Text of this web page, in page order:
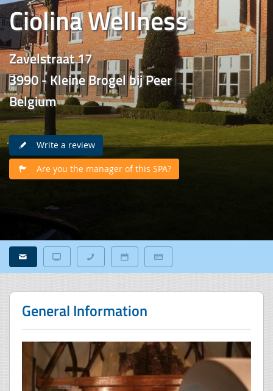
Ciolina Wellness
Zavelstraat 17
3990 - Kleine Brogel bij Peer
Belgium
Write a review
Are you the manager of this SPA?
General Information